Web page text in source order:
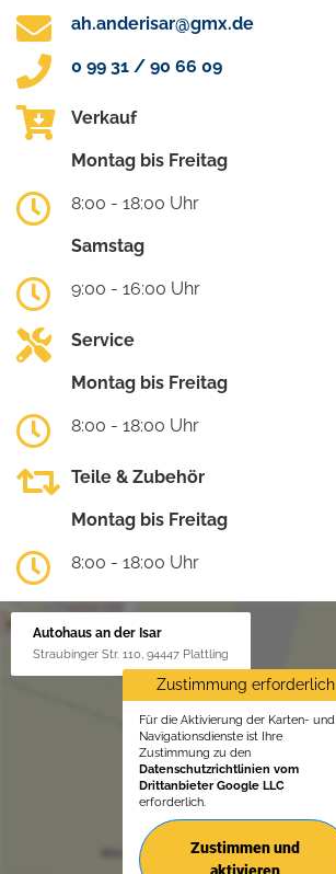
ah.anderisar@gmx.de
0 99 31 / 90 66 09
Verkauf
Montag bis Freitag
8:00 - 18:00 Uhr
Samstag
9:00 - 16:00 Uhr
Service
Montag bis Freitag
8:00 - 18:00 Uhr
Teile & Zubehör
Montag bis Freitag
8:00 - 18:00 Uhr
Autohaus an der Isar
Straubinger Str. 110, 94447 Plattling
Zustimmung erforderlich
Für die Aktivierung der Karten- und
Navigationsdienste ist Ihre
Zustimmung zu den
Datenschutzrichtlinien vom
Drittanbieter Google LLC
erforderlich.
Zustimmen und